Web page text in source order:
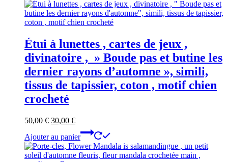
40,00 €.25,00 €.
Étui à lunettes , cartes de jeux ,
divinatoire , » Boude pas et butine les
dernier rayons d’automne », simili,
tissus de tapissier, coton , motif chien
crocheté
50,00€ Le
initial
était :
50,00 €.
30,00 €Le
actuel
est :
30,00 €.
Ajouter au panier